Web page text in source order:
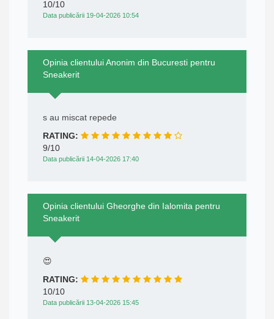
10/10
Data publicării 19-04-2026 10:54
Opinia clientului Anonim din Bucuresti pentru
Sneakerit
s au miscat repede
RATING:
9/10
Data publicării 14-04-2026 17:40
Opinia clientului Gheorghe din Ialomita pentru
Sneakerit
😍
RATING:
10/10
Data publicării 13-04-2026 15:45